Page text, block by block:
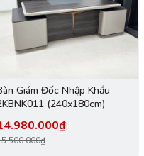
Giám Đốc Nhập Khẩu
(240x180cm)